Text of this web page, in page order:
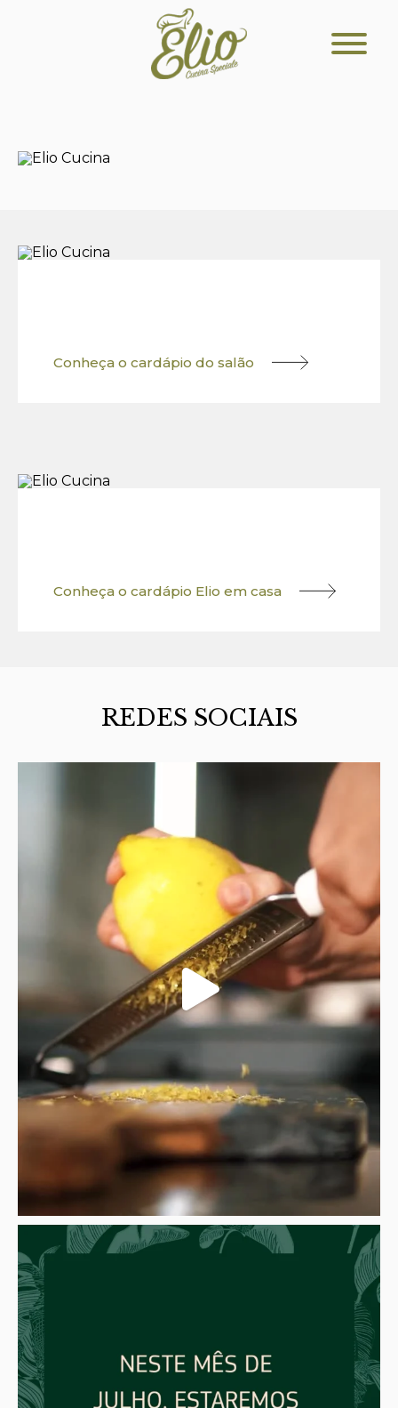
Conheça o cardápio do salão
Conheça o cardápio Elio em casa
REDES SOCIAIS